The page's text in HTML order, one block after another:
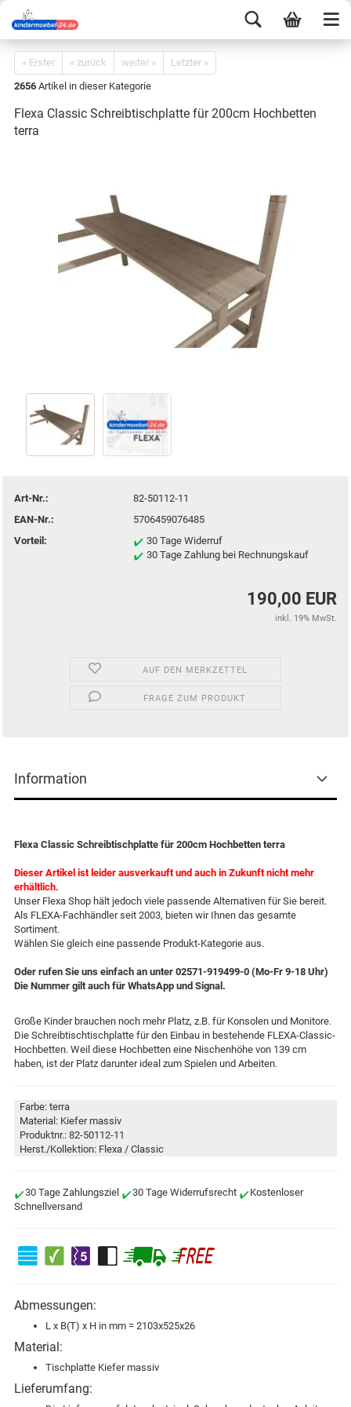
« Erster « zurück weiter »
Letzter »
2656 Artikel in dieser Kategorie
Flexa Classic Schreibtischplatte für 200cm Hochbetten
terra
Art-Nr.:
82-50112-11
EAN-Nr.:
5706459076485
Vorteil:
30 Tage Widerruf
30 Tage Zahlung bei Rechnungskauf
190,00 EUR
inkl. 19% MwSt.
AUF DEN MERKZETTEL
FRAGE ZUM PRODUKT
Information
Flexa Classic Schreibtischplatte für 200cm Hochbetten terra
Dieser Artikel ist leider ausverkauft und auch in Zukunft nicht mehr
erhältlich.
Unser Flexa Shop hält jedoch viele passende Alternativen für Sie bereit.
Als FLEXA-Fachhändler seit 2003, bieten wir Ihnen das gesamte
Sortiment.
Wählen Sie gleich eine passende Produkt-Kategorie aus.
Oder rufen Sie uns einfach an unter 02571-919499-0 (Mo-Fr 9-18 Uhr)
Die Nummer gilt auch für WhatsApp und Signal.
Große Kinder brauchen noch mehr Platz, z.B. für Konsolen und Monitore.
Die Schreibtischtischplatte für den Einbau in bestehende FLEXA-Classic-
Hochbetten. Weil diese Hochbetten eine Nischenhöhe von 139 cm
haben, ist der Platz darunter ideal zum Spielen und Arbeiten.
Farbe: terra
Material: Kiefer massiv
Produktnr.: 82-50112-11
Herst./Kollektion: Flexa / Classic
30 Tage Zahlungsziel 30 Tage Widerrufsrecht
Kostenloser
Schnellversand
Abmessungen:
L x B(T) x H in mm = 2103x525x26
Material:
Tischplatte Kiefer massiv
Lieferumfang: